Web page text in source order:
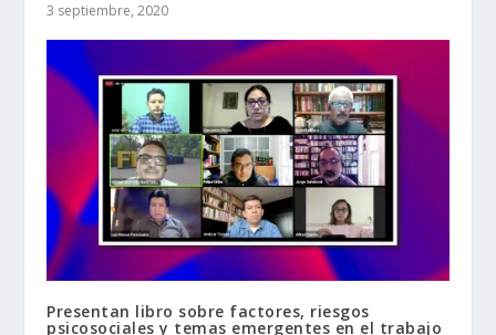
3 septiembre, 2020
Presentan libro sobre factores, riesgos
psicosociales y temas emergentes en el trabajo